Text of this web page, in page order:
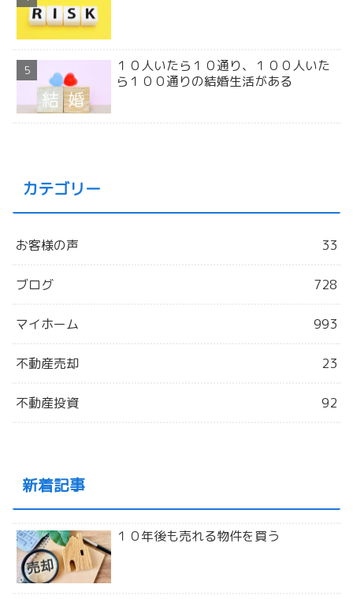
１０人いたら１０通り、１００人いた
ら１００通りの結婚生活がある
カテゴリー
お客様の声 33
ブログ 728
マイホーム 993
不動産売却 23
不動産投資 92
新着記事
１０年後も売れる物件を買う